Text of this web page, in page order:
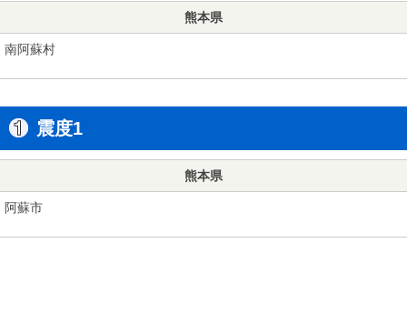
熊本県
南阿蘇村
震度1
熊本県
阿蘇市